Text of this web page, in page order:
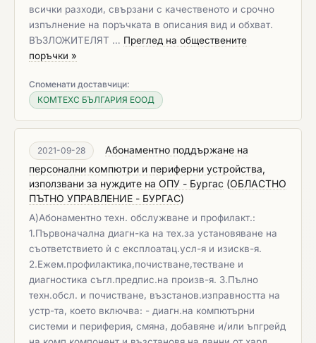
всички разходи, свързани с качественото и срочно
изпълнение на поръчката в описания вид и обхват.
ВЪЗЛОЖИТЕЛЯТ … Преглед на обществените
поръчки »
Споменати доставчици:
КОМТЕХС БЪЛГАРИЯ ЕООД
2021-09-28
Абонаментно поддържане на
персонални компютри и периферни устройства,
използвани за нуждите на ОПУ - Бургас (ОБЛАСТНО
ПЪТНО УПРАВЛЕНИЕ - БУРГАС)
А)Абонаментно техн. обслужване и профилакт.:
1.Първоначална диагн-ка на тех.за установяване на
съответствието ѝ с експлоатац.усл-я и изискв-я.
2.Ежем.профилактика,почистване,тестване и
диагностика съгл.предпис.на произв-я. 3.Пълно
техн.обсл. и почистване, възстанов.изправността на
устр-та, което включва: - диагн.на компютърни
системи и периферия, смяна, добавяне и/или ъпгрейд